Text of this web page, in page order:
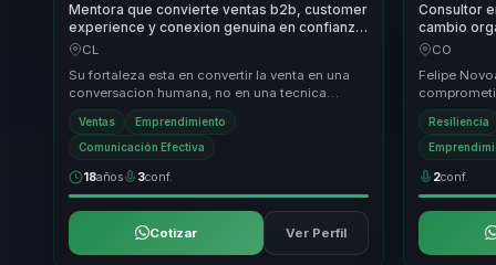
Mentora que convierte ventas b2b, customer
experience y conexion genuina en confianza
para emprendedores, lideres y equipos.
CL
Su fortaleza esta en convertir la venta en una
conversacion humana, no en una tecnica
agresiva. Combina experiencia emprendedora,
pedagog...
Ventas Emprendimiento
Comunicación Efectiva
18años 3conf.
Cotizar Ver Perfil
Consultor
cambio
liderazgo
CO
Felipe
que las
impacto
Resiliencia
2conf.